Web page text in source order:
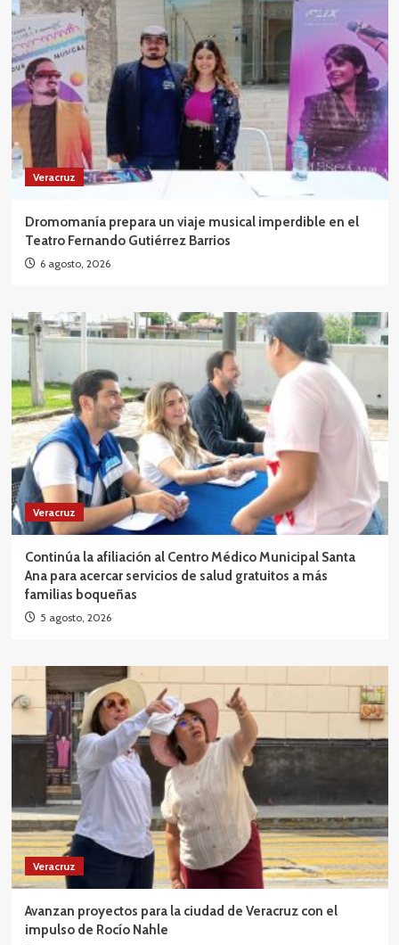
Veracruz
Dromomanía prepara un viaje musical imperdible en el
Teatro Fernando Gutiérrez Barrios
6 agosto, 2026
Veracruz
Continúa la afiliación al Centro Médico Municipal Santa
Ana para acercar servicios de salud gratuitos a más
familias boqueñas
5 agosto, 2026
Veracruz
Avanzan proyectos para la ciudad de Veracruz con el
impulso de Rocío Nahle